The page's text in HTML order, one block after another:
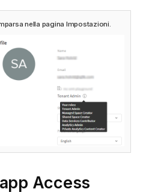
nella pagina Impostazioni.
Access